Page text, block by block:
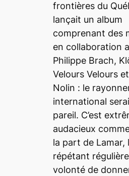
frontières du
lançait un album
comprenant des
en collaboration
Philippe Brach,
Velours Velours
Nolin : le
international
pareil. C’est
audacieux
la part de Lamar,
répétant
volonté de